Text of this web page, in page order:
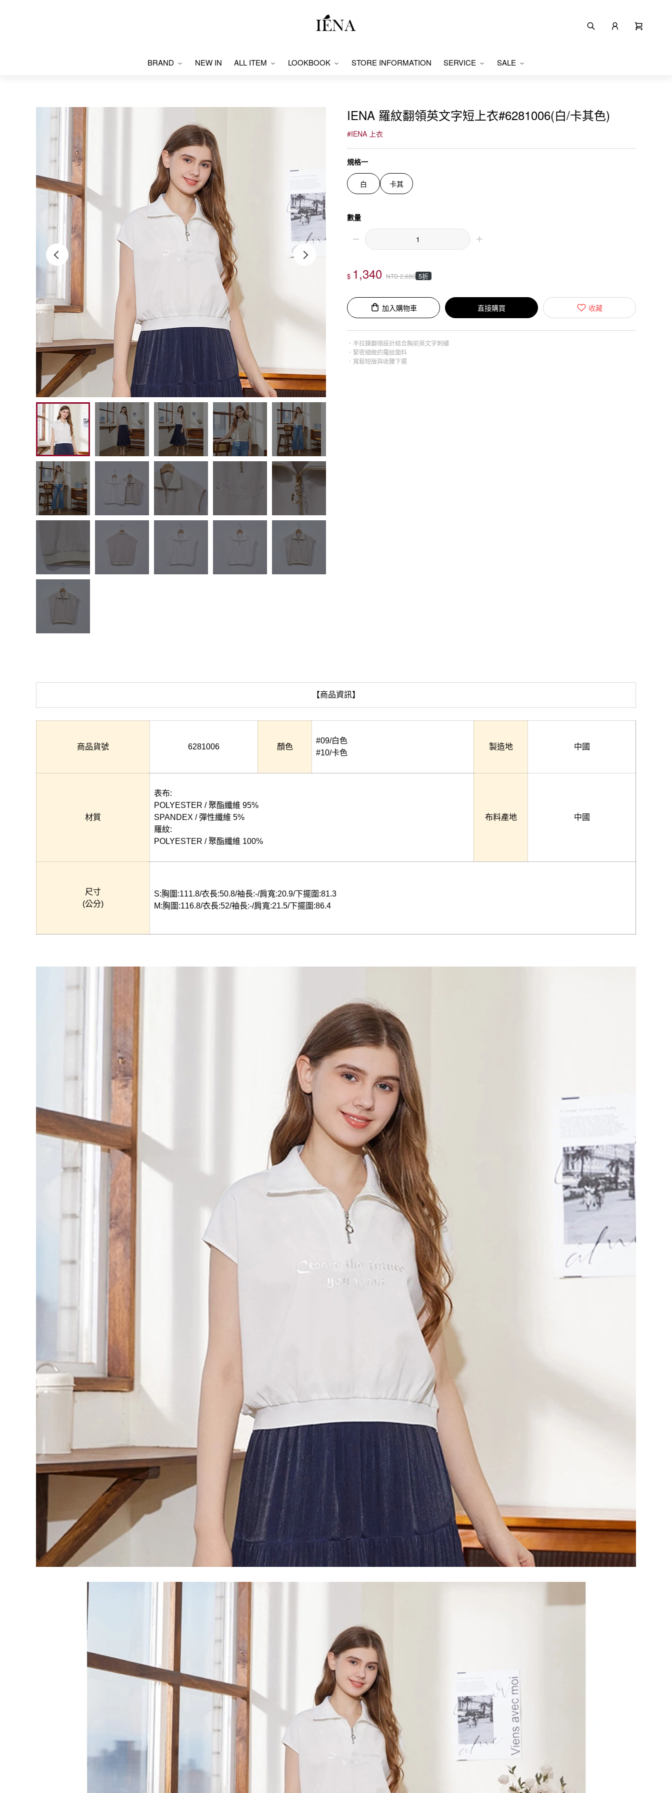
BRAND NEW IN ALL ITEM LOOKBOOK STORE INFORMATION SERVICE SALE
IENA 羅紋翻領英文字短上衣#6281006(白/卡其色)
#IENA 上衣
規格一
白 卡其
數量
$ 1,340 NTD2,680 5折
加入購物車 直接購買 收藏
．半拉鍊翻領設計結合胸前英文字刺繡
．緊密細緻的羅紋面料
．寬鬆短版與收腰下擺
【商品資訊】
商品貨號 6281006 顏色
#09/白色
#10/卡色
製造地 中國
材質
表布:
POLYESTER / 聚酯纖維 95%
SPANDEX / 彈性纖維 5%
羅紋:
POLYESTER / 聚酯纖維 100%
布料產地 中國
尺寸
(公分)
S:胸圍:111.8/衣長:50.8/袖長:-/肩寬:20.9/下擺圍:81.3
M:胸圍:116.8/衣長:52/袖長:-/肩寬:21.5/下擺圍:86.4